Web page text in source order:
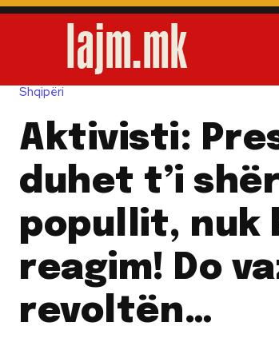
Shqipëri
Aktivisti:
duhet t’i
popullit, nuk
reagim! Do
revoltën…